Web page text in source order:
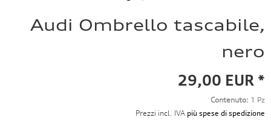
Audi Ombrello tascabile,
nero
29,00 EUR *
Contenuto: 1 Pz
Prezzi incl. IVA più spese di spedizione